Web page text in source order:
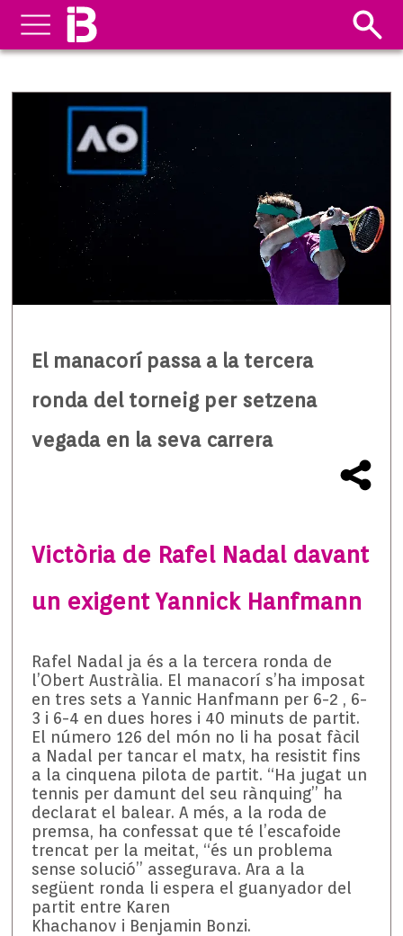
El manacorí passa a la tercera
ronda del torneig per setzena
vegada en la seva carrera
Victòria de Rafel Nadal davant
un exigent Yannick Hanfmann
Rafel Nadal ja és a la tercera ronda de
l’Obert Austràlia. El manacorí s’ha imposat
en tres sets aYannic Hanfmann per 6-2 , 6-
3 i 6-4 en dues hores i 40 minuts de partit.
El número 126 del món no li ha posat fàcil
a Nadal per tancar el matx, ha resistit fins
a la cinquena pilota de partit. “Ha jugat un
tennis per damunt del seu rànquing” ha
declarat el balear. A més, a la roda de
premsa, ha confessat que té l’escafoide
trencat per la meitat, “és un problema
sense solució” assegurava. Ara a la
següent ronda li espera el guanyador del
partit entre Karen
Khachanov i Benjamin Bonzi.